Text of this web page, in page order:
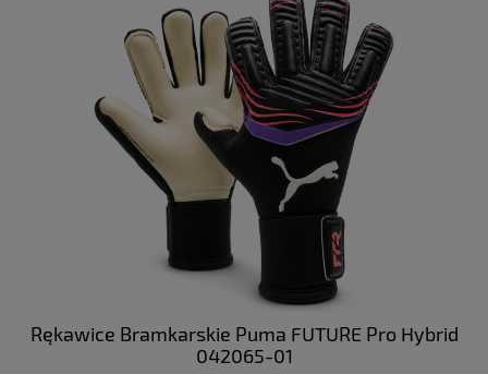
Rękawice Bramkarskie Puma FUTURE Pro Hybrid
042065-01